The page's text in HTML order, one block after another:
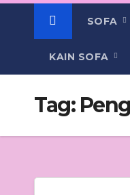
SOFA
KAIN SOFA
Tag: